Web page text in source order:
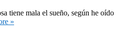
tiene mala el sueño, según he oído
»